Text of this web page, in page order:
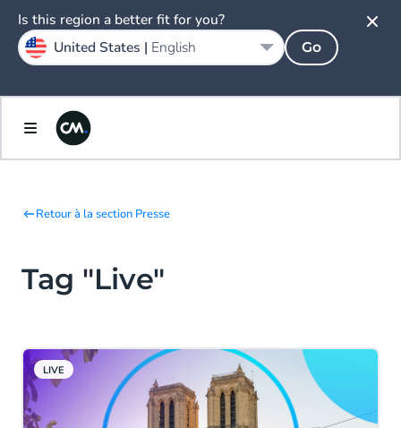
Retour à la section Presse
Tag "Live"
LIVE
Is this region a better fit for you?
United States | English Go